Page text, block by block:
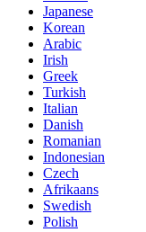
Japanese
Korean
Arabic
Irish
Greek
Turkish
Italian
Danish
Romanian
Indonesian
Czech
Afrikaans
Swedish
Polish